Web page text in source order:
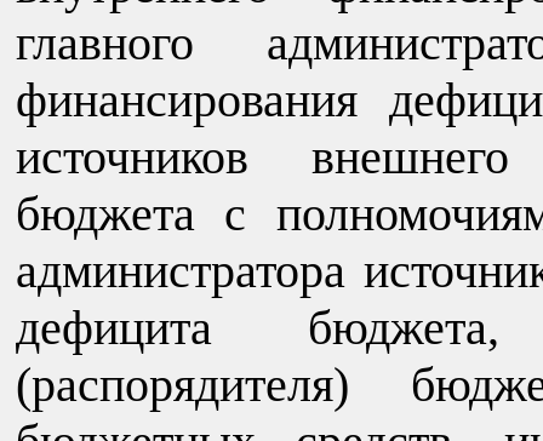
главного
финансирования
источников
бюджета с
администратора
дефицита бюджета,
(распорядителя)